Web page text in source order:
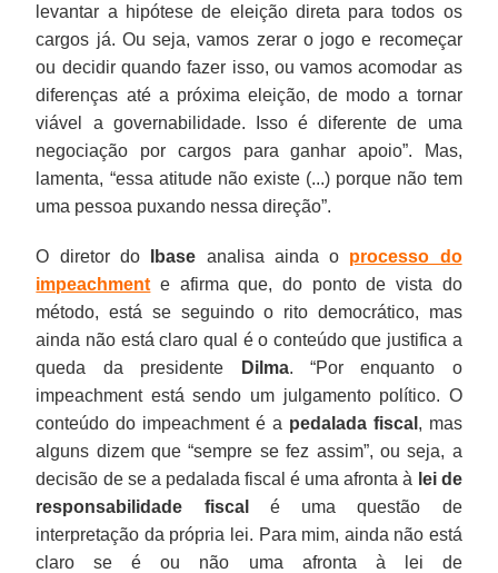
levantar a hipótese de eleição direta para todos os
cargos já. Ou seja, vamos zerar o jogo e recomeçar
ou decidir quando fazer isso, ou vamos acomodar as
diferenças até a próxima eleição, de modo a tornar
viável a governabilidade. Isso é diferente de uma
negociação por cargos para ganhar apoio”. Mas,
lamenta, “essa atitude não existe (...) porque não tem
uma pessoa puxando nessa direção”.
O diretor do Ibase analisa ainda o processo do
impeachment e afirma que, do ponto de vista do
método, está se seguindo o rito democrático, mas
ainda não está claro qual é o conteúdo que justifica a
queda da presidente
Dilma. “Por enquanto o
impeachment está sendo um julgamento político. O
conteúdo do impeachment é a pedalada fiscal , mas
alguns dizem que “sempre se fez assim”, ou seja, a
decisão de se a pedalada fiscal é uma afronta à lei de
responsabilidade fiscal
é uma questão de
interpretação da própria lei. Para mim, ainda não está
claro se é ou não uma afronta à lei de